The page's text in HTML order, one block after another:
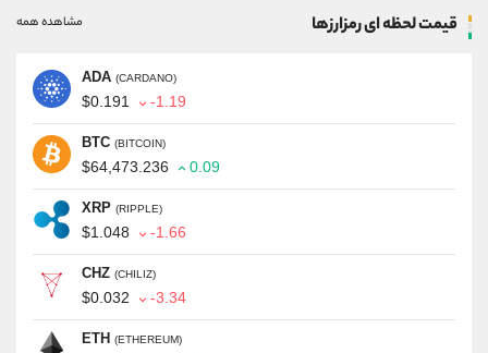
قیمت لحظه ای رمزارزها مشاهده همه
ADA (CARDANO)
$0.191 -1.19
BTC (BITCOIN)
$64,473.236 0.09
XRP (RIPPLE)
$1.048 -1.66
CHZ (CHILIZ)
$0.032 -3.34
ETH (ETHEREUM)